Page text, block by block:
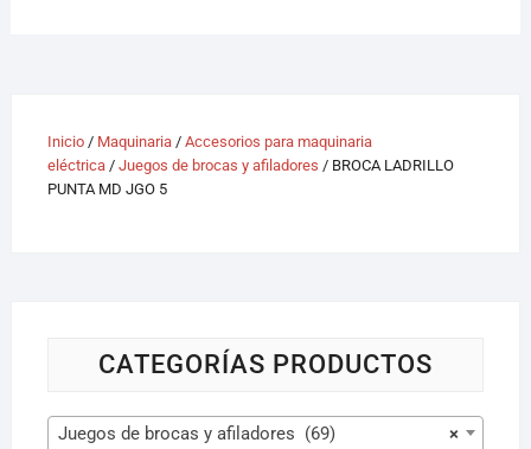
Inicio/ Maquinaria/ Accesorios para maquinaria
eléctrica/ Juegos de brocas y afiladores / BROCA LADRILLO
PUNTA MD JGO 5
CATEGORÍAS PRODUCTOS
×
Juegos de brocas y afiladores (69)